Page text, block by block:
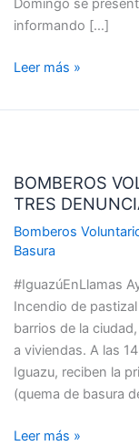
Domingo se
informando […]
Leer más »
BOMBEROS
TRES
Bomberos
Basura
#IguazúEnLlamas
Incendio de
barrios de la
a viviendas. A las
Iguazu, reciben la
(quema de basura
EN
UN
HORA
HUBO
DENUNCIAS
DE
QUEMA
DE
BASURA
Leer más »